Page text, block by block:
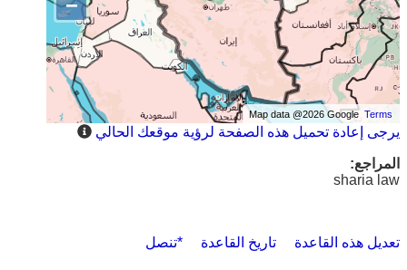
−
Map data @2026 GoogleTerms
يرجى إعادة تحميل هذه الصفحة لرؤية موقعك الحالي
المراجع:
sharia law
تعديل هذه القاعدة تاريخ القاعدة *تنصل